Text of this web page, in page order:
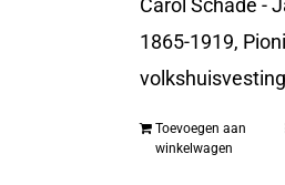
Carol Schade -
1865-1919,
volkshuisvesting
Toevoegen aan
winkelwagen